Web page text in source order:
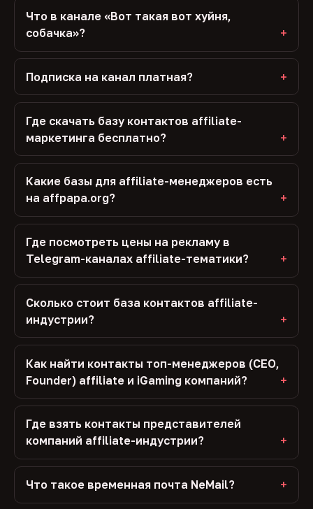
Что в канале «Вот такая вот хуйня,
собачка»?
Подписка на канал платная?
Где скачать базу контактов affiliate-
маркетинга бесплатно?
Какие базы для affiliate-менеджеров есть
на affpapa.org?
Где посмотреть цены на рекламу в
Telegram-каналах affiliate-тематики?
Сколько стоит база контактов affiliate-
индустрии?
Как найти контакты топ-менеджеров (CEO,
Founder) affiliate и iGaming компаний?
Где взять контакты представителей
компаний affiliate-индустрии?
Что такое временная почта NeMail?